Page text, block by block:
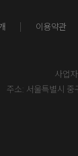
이용약관
사업
주소: 서울특별시